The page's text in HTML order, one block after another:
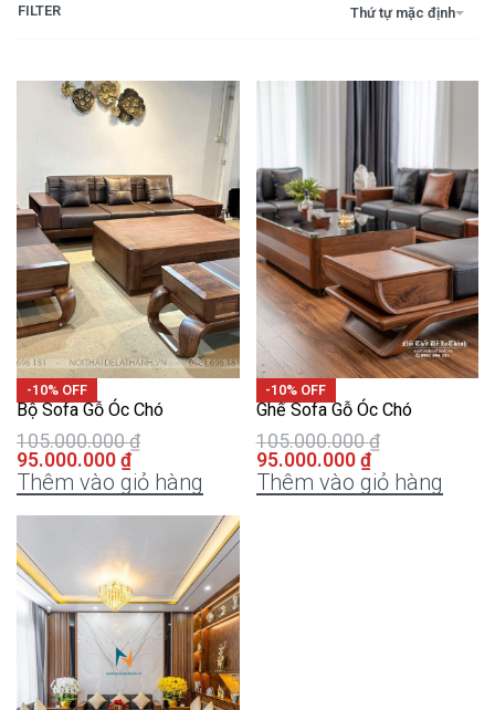
Thứ tự mặc định
FILTER
-10% OFF
Bộ Sofa Gỗ Óc Chó
105.000.000₫
95.000.000 ₫
Thêm vào giỏ hàng
-10% OFF
Ghế Sofa Gỗ Óc Chó
105.000.000₫
95.000.000 ₫
Thêm vào giỏ hàng